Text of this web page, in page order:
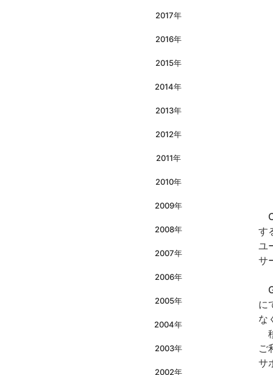
2017年
2016年
2015年
2014年
2013年
2012年
2011年
2010年
2009年
2008年
2007年
2006年
2005年
2004年
2003年
2002年
す
ユ
サ
に
な
ご
サ